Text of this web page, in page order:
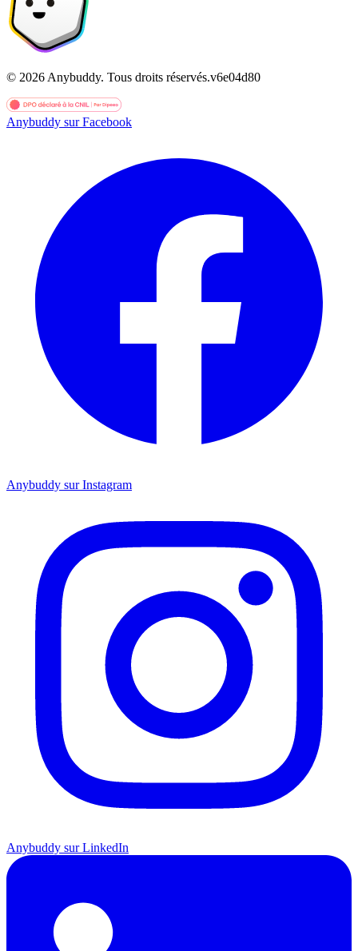
© 2026 Anybuddy. Tous droits réservés.v6e04d80
Anybuddy sur Facebook
Anybuddy sur Instagram
Anybuddy sur LinkedIn